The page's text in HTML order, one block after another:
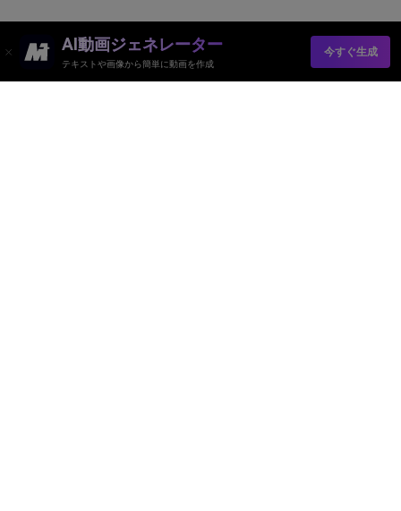
AI動画ジェネレーター
テキストや画像から簡単に動画を作成
今すぐ生成